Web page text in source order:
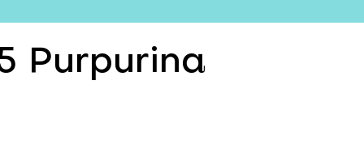
Purpurina